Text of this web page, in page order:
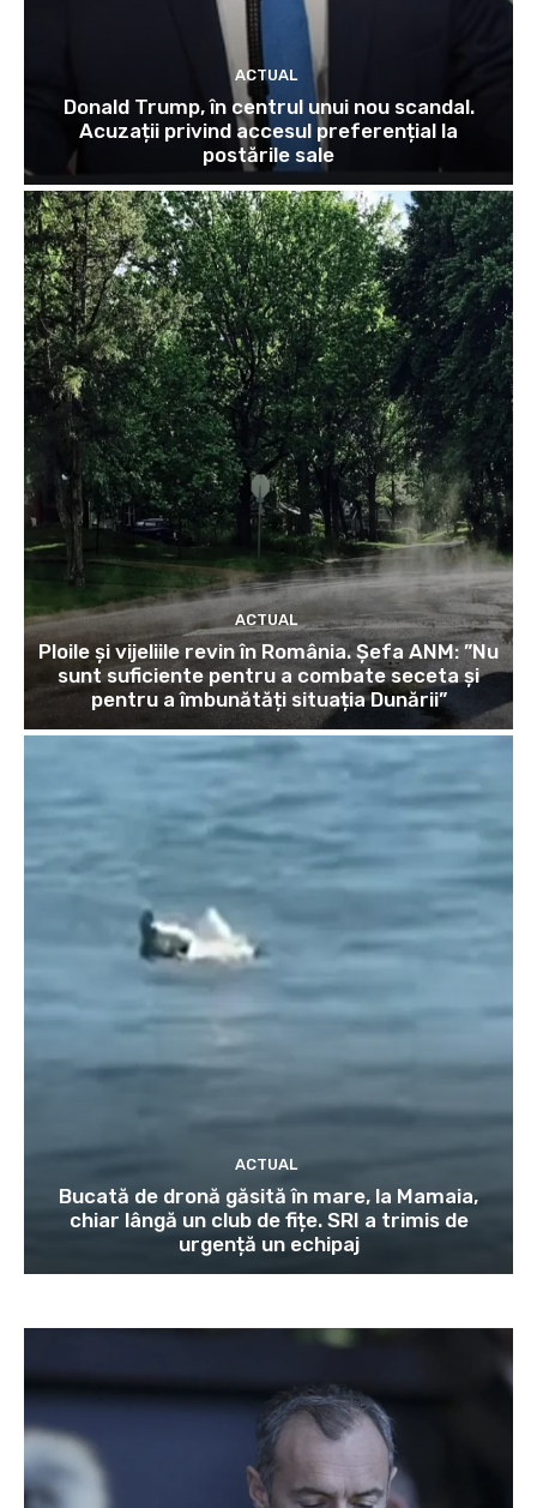
ACTUAL
Donald Trump, în centrul unui nou scandal.
Acuzații privind accesul preferențial la
postările sale
ACTUAL
Ploile și vijeliile revin în România. Șefa ANM: ”Nu
sunt suficiente pentru a combate seceta și
pentru a îmbunătăți situația Dunării”
ACTUAL
Bucată de dronă găsită în mare, la Mamaia,
chiar lângă un club de fițe. SRI a trimis de
urgență un echipaj